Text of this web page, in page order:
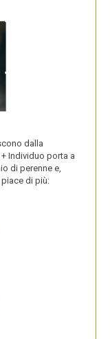
dalla
Individuo porta a
di perenne e,
di più: